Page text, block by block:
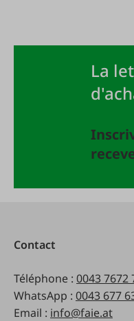
La
Contact
Téléphone : 0043 7672
WhatsApp : 0043 677
Email : info@faie.at